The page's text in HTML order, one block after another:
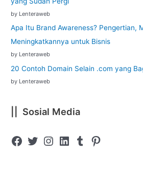
by Lenteraweb
Apa Itu Brand Awareness? Pengertian,
Meningkatkannya untuk Bisnis
by Lenteraweb
20 Contoh Domain Selain .com yang
by Lenteraweb
|| Sosial Media